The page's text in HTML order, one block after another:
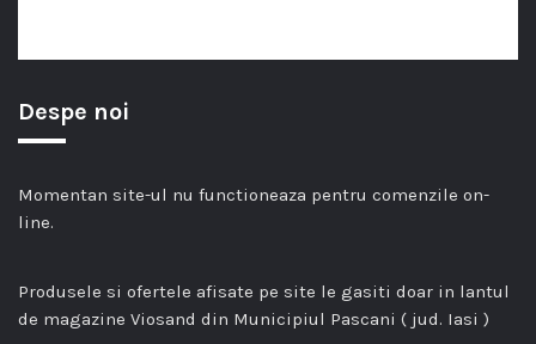
Despe noi
Momentan site-ul nu functioneaza pentru comenzile on-
line.
Produsele si ofertele afisate pe site le gasiti doar in lantul
de magazine Viosand din Municipiul Pascani ( jud. Iasi )